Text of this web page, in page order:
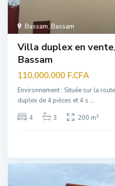
Bassam,Bassam
Villa duplex en
Bassam
110.000.000 F.CFA
Environnement : Située sur la
duplex de 4 pièces et 4 s ...
4
3 200 m2